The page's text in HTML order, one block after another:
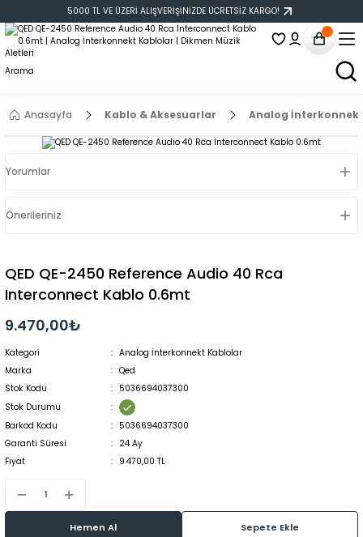
5000 TL VE ÜZERİ ALIŞVERİŞİNİZDE ÜCRETSİZ KARGO!
Anasayfa Kablo & Aksesuarlar Analog
Yorumlar
Önerileriniz
QED QE-2450 Reference Audio 40 Rca
Interconnect Kablo 0.6mt
9.470,00₺
Kategori
Analog İnterkonnekt Kablolar
Marka
Qed
Stok Kodu
5036694037300
Stok Durumu
Barkod Kodu
5036694037300
Garanti Süresi
24 Ay
Fiyat
9.470,00 TL
Hemen Al Sepete Ekle